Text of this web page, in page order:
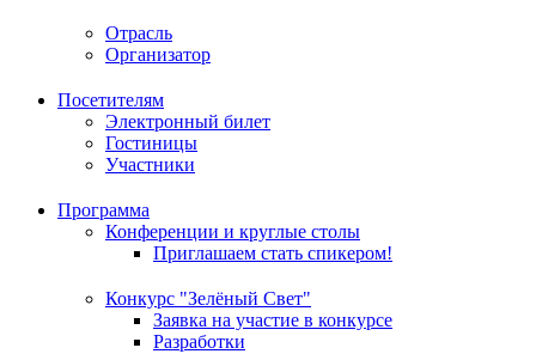
Отрасль
Организатор
Посетителям
Электронный билет
Гостиницы
Участники
Программа
Конференции и круглые столы
Приглашаем стать спикером!
Конкурс "Зелёный Свет"
Заявка на участие в конкурсе
Разработки